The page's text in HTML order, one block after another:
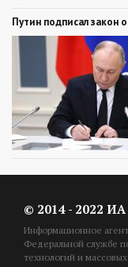
Путин подписал закон
© 2014 - 2022
Информационное
Федеральной службе
технологий и